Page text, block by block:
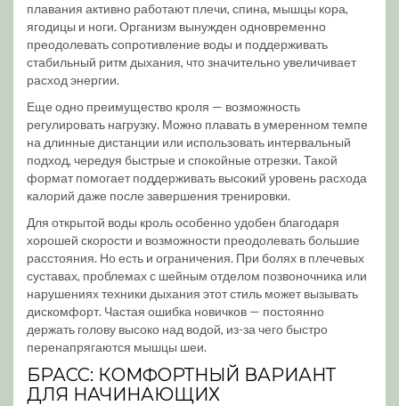
плавания активно работают плечи, спина, мышцы кора,
ягодицы и ноги. Организм вынужден одновременно
преодолевать сопротивление воды и поддерживать
стабильный ритм дыхания, что значительно увеличивает
расход энергии.
Еще одно преимущество кроля — возможность
регулировать нагрузку. Можно плавать в умеренном темпе
на длинные дистанции или использовать интервальный
подход, чередуя быстрые и спокойные отрезки. Такой
формат помогает поддерживать высокий уровень расхода
калорий даже после завершения тренировки.
Для открытой воды кроль особенно удобен благодаря
хорошей скорости и возможности преодолевать большие
расстояния. Но есть и ограничения. При болях в плечевых
суставах, проблемах с шейным отделом позвоночника или
нарушениях техники дыхания этот стиль может вызывать
дискомфорт. Частая ошибка новичков — постоянно
держать голову высоко над водой, из-за чего быстро
перенапрягаются мышцы шеи.
БРАСС: КОМФОРТНЫЙ ВАРИАНТ
ДЛЯ НАЧИНАЮЩИХ